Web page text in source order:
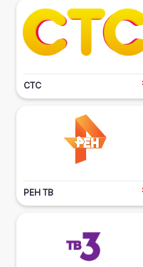
СТС
РЕН ТВ